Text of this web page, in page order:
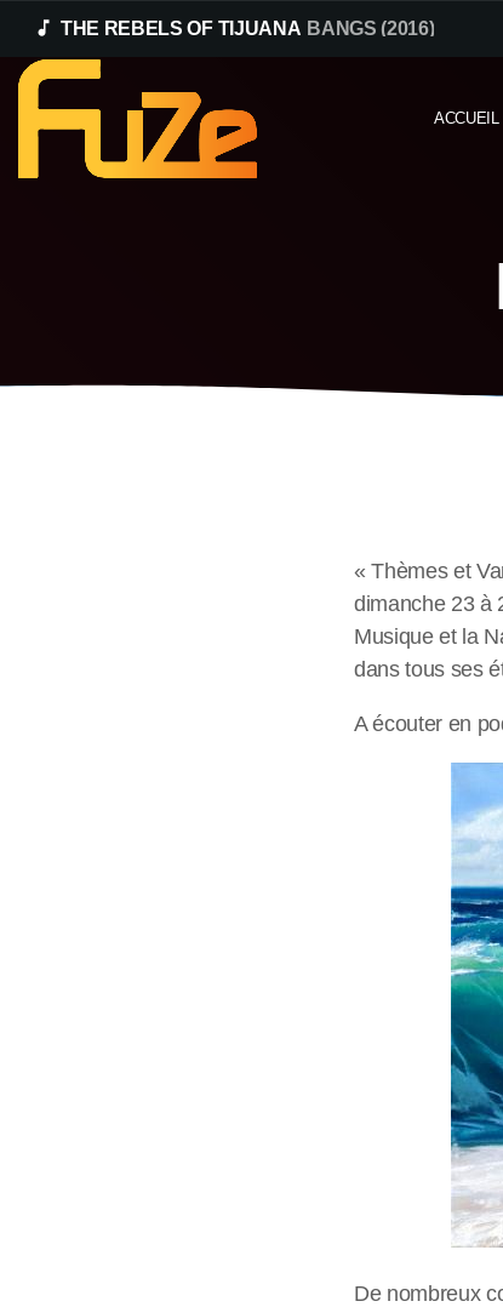
music_note THE REBELS OF TIJUANA BANGS (2016)
ACCUEIL
« Thèmes et
dimanche 23 à
Musique et la
dans tous ses
A écouter en
De nombreux